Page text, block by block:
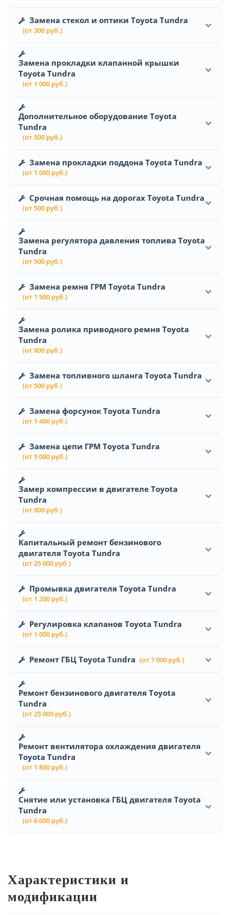
Замена стекол и оптики Toyota Tundra
(от 300 руб.)
Замена прокладки клапанной крышки
Toyota Tundra
(от 1 000 руб.)
Дополнительное оборудование Toyota
Tundra
(от 500 руб.)
Замена прокладки поддона Toyota Tundra
(от 1 000 руб.)
Срочная помощь на дорогах Toyota Tundra
(от 500 руб.)
Замена регулятора давления топлива Toyota
Tundra
(от 500 руб.)
Замена ремня ГРМ Toyota Tundra
(от 1 500 руб.)
Замена ролика приводного ремня Toyota
Tundra
(от 800 руб.)
Замена топливного шланга Toyota Tundra
(от 500 руб.)
Замена форсунок Toyota Tundra
(от 1 400 руб.)
Замена цепи ГРМ Toyota Tundra
(от 5 000 руб.)
Замер компрессии в двигателе Toyota
Tundra
(от 800 руб.)
Капитальный ремонт бензинового
двигателя Toyota Tundra
(от 25 000 руб.)
Промывка двигателя Toyota Tundra
(от 1 200 руб.)
Регулировка клапанов Toyota Tundra
(от 1 000 руб.)
Ремонт ГБЦ Toyota Tundra (от 7 000 руб.)
Ремонт бензинового двигателя Toyota
Tundra
(от 25 000 руб.)
Ремонт вентилятора охлаждения двигателя
Toyota Tundra
(от 1 800 руб.)
Снятие или установка ГБЦ двигателя Toyota
Tundra
(от 6 000 руб.)
Характеристики и
модификации